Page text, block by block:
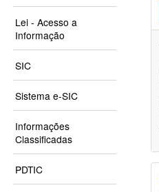
Lei - Acesso a
Informação
SIC
Sistema e-SIC
Informações
Classificadas
PDTIC